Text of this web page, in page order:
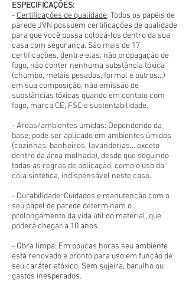
ESPECIFICAÇÕES:
- Certificações de qualidade: Todos os papéis de
parede JVN possuem certificações de qualidade
para que você possa colocá-los dentro da sua
casa com segurança. São mais de 17
certificações, dentre elas: não propagação de
fogo, não conter nenhuma substância tóxica
(chumbo, metais pesados, formol e outros...)
em sua composição, não emissão de
substâncias tóxicas quando em contato com
fogo, marca CE, FSC e sustentabilidade.
- Áreas/ambientes úmidas: Dependendo da
base, pode ser aplicado em ambientes úmidos
(cozinhas, banheiros, lavanderias... exceto
dentro da área molhada), desde que seguindo
todas as regras de aplicação, como o uso da
cola sintética, indispensável neste caso.
- Durabilidade: Cuidados e manutenção com o
seu papel de parede determinam o
prolongamento da vida útil do material, que
poderá chegar a 10 anos.
- Obra limpa: Em poucas horas seu ambiente
está renovado e pronto para uso em função de
seu caráter atóxico. Sem sujeira, barulho ou
gastos inesperados.